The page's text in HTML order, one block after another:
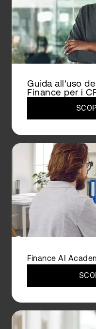
Guida all'uso
Finance per i
Finance AI